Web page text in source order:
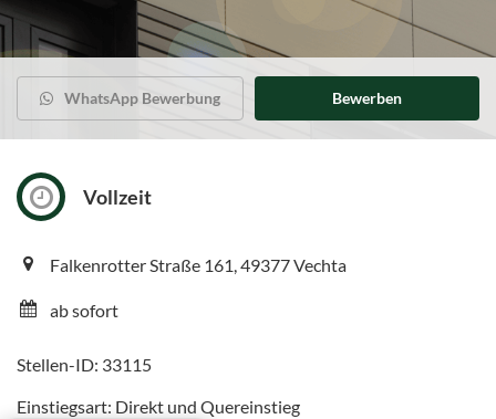
WhatsApp Bewerbung Bewerben
Vollzeit
Falkenrotter Straße 161, 49377 Vechta
ab sofort
Stellen-ID: 33115
Einstiegsart: Direkt und Quereinstieg